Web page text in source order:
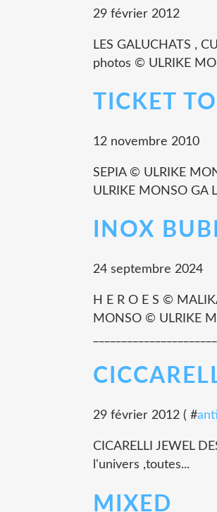
29 février 2012
LES GALUCHATS ,
photos © ULRIKE
TICKET
12 novembre 2010
SEPIA © ULRIKE
ULRIKE MONSO GA
INOX
24 septembre 2024
H E R O E S ©
MONSO © ULRIKE
29 février 2012 ( #anti
CICARELLI JEWEL
l'univers ,toutes...
MIXED